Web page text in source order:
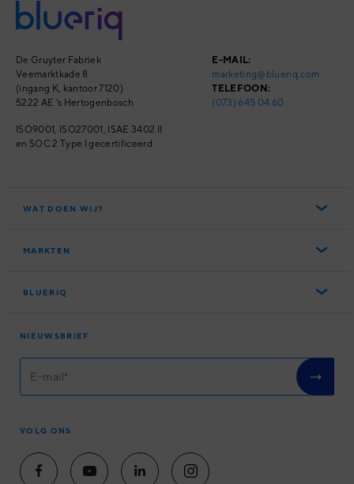
De Gruyter Fabriek
Veemarktkade 8
(ingang K, kantoor 7120)
5222 AE 's Hertogenbosch
ISO9001, ISO27001, ISAE 3402 II
en SOC 2 Type Igecertificeerd
E-MAIL:
marketing@blueriq.com
TELEFOON:
(073) 645 04 60
WAT DOEN WIJ?
Blueriq Cloud
Persoonlijke klantreizen
Compliance
MARKTEN
Financial Services
Woningcorporaties
BLUERIQ
Partners
Academy
Community
Contact
NIEUWSBRIEF
VOLG ONS